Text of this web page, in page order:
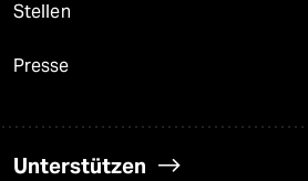
Stellen
Presse
Unterstützen